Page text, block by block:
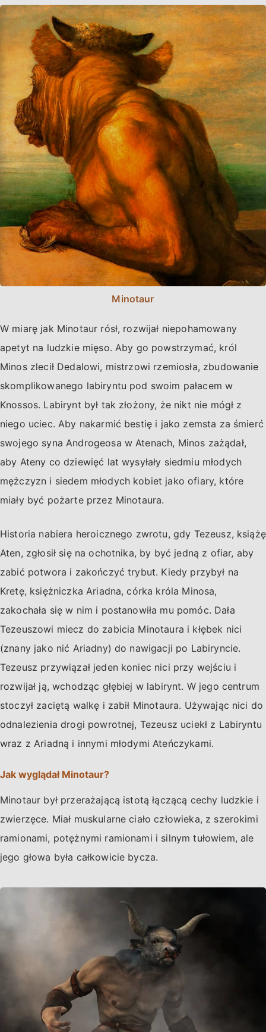
Minotaur
W miarę jak Minotaur rósł, rozwijał niepohamowany
apetyt na ludzkie mięso. Aby go powstrzymać, król
Minos zlecił Dedalowi, mistrzowi rzemiosła, zbudowanie
skomplikowanego labiryntu pod swoim pałacem w
Knossos. Labirynt był tak złożony, że nikt nie mógł z
niego uciec. Aby nakarmić bestię i jako zemsta za śmierć
swojego syna Androgeosa w Atenach, Minos zażądał,
aby Ateny co dziewięć lat wysyłały siedmiu młodych
mężczyzn i siedem młodych kobiet jako ofiary, które
miały być pożarte przez Minotaura.
Historia nabiera heroicznego zwrotu, gdy Tezeusz, książę
Aten, zgłosił się na ochotnika, by być jedną z ofiar, aby
zabić potwora i zakończyć trybut. Kiedy przybył na
Kretę, księżniczka Ariadna, córka króla Minosa,
zakochała się w nim i postanowiła mu pomóc. Dała
Tezeuszowi miecz do zabicia Minotaura i kłębek nici
(znany jako nić Ariadny) do nawigacji po Labiryncie.
Tezeusz przywiązał jeden koniec nici przy wejściu i
rozwijał ją, wchodząc głębiej w labirynt. W jego centrum
stoczył zaciętą walkę i zabił Minotaura. Używając nici do
odnalezienia drogi powrotnej, Tezeusz uciekł z Labiryntu
wraz z Ariadną i innymi młodymi Ateńczykami.
Jak wyglądał Minotaur?
Minotaur był przerażającą istotą łączącą cechy ludzkie i
zwierzęce. Miał muskularne ciało człowieka, z szerokimi
ramionami, potężnymi ramionami i silnym tułowiem, ale
jego głowa była całkowicie bycza.